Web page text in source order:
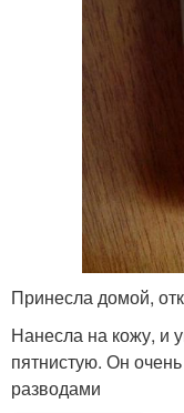
Принесла домой,
Нанесла на кожу, и
пятнистую. Он
разводами